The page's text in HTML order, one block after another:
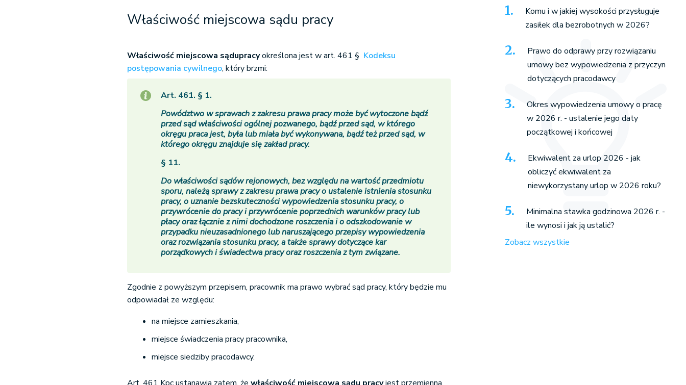
Właściwość miejscowa sądu pracy
Właściwość miejscowa sądupracyokreślona jest w art. 461 § Kodeksu
postępowania cywilnego, który brzmi:
Art. 461. § 1.
Powództwo w sprawach z zakresu prawa pracy może być wytoczone bądź
przed sąd właściwości ogólnej pozwanego, bądź przed sąd, w którego
okręgu praca jest, była lub miała być wykonywana, bądź też przed sąd, w
którego okręgu znajduje się zakład pracy.
§ 11.
Do właściwości sądów rejonowych, bez względu na wartość przedmiotu
sporu, należą sprawy z zakresu prawa pracy o ustalenie istnienia stosunku
pracy, o uznanie bezskuteczności wypowiedzenia stosunku pracy, o
przywrócenie do pracy i przywrócenie poprzednich warunków pracy lub
płacy oraz łącznie z nimi dochodzone roszczenia i o odszkodowanie w
przypadku nieuzasadnionego lub naruszającego przepisy wypowiedzenia
oraz rozwiązania stosunku pracy, a także sprawy dotyczące kar
porządkowych i świadectwa pracy oraz roszczenia z tym związane.
Zgodnie z powyższym przepisem, pracownik ma prawo wybrać sąd pracy, który będzie mu
odpowiadał ze względu:
na miejsce zamieszkania,
miejsce świadczenia pracy pracownika,
miejsce siedziby pracodawcy.
Komu i w jakiej wysokości przysługuje
zasiłek dla bezrobotnych w 2026?
Prawo do odprawy przy rozwiązaniu
umowy bez wypowiedzenia z przyczyn
dotyczących pracodawcy
Okres wypowiedzenia umowy o pracę
w 2026 r. - ustalenie jego daty
początkowej i końcowej
Ekwiwalent za urlop 2026 - jak
obliczyć ekwiwalent za
niewykorzystany urlop w 2026 roku?
Minimalna stawka godzinowa 2026 r. -
ile wynosi i jak ją ustalić?
Zobacz wszystkie